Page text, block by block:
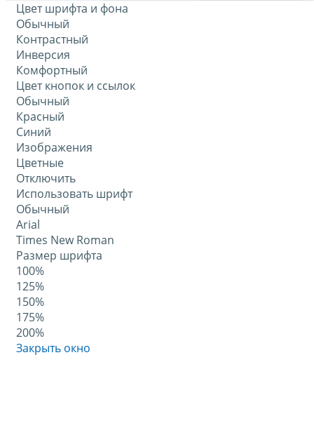
Цвет шрифта и фона
Обычный
Контрастный
Инверсия
Комфортный
Цвет кнопок и ссылок
Обычный
Красный
Синий
Изображения
Цветные
Отключить
Использовать шрифт
Обычный
Arial
Times New Roman
Размер шрифта
100%
125%
150%
175%
200%
Закрыть окно